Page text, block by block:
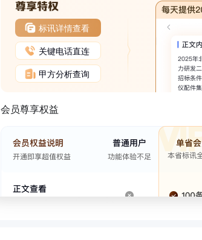
标讯详情查看
关键电话直连
甲方分析查询
会员尊享权益